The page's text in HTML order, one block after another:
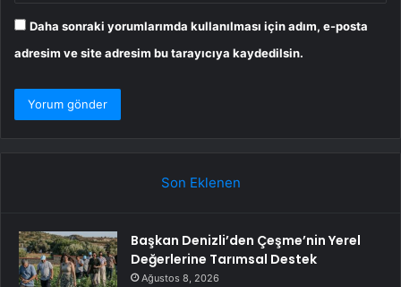
Daha sonraki yorumlarımda kullanılması için adım, e-posta
adresim ve site adresim bu tarayıcıya kaydedilsin.
Son Eklenen
Başkan Denizli’den Çeşme’nin Yerel
Değerlerine Tarımsal Destek
Ağustos 8, 2026